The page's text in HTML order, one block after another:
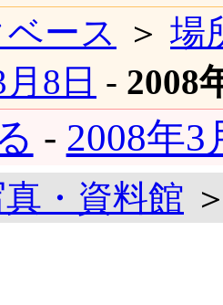
ース
＞ 場
8日 - 2008
- 2008年3
・資料館